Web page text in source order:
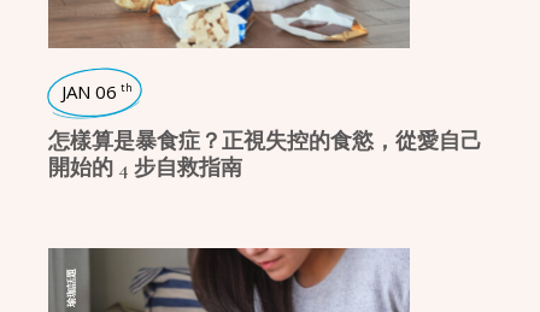
JAN 06 th
怎樣算是暴食症？正視失控的食慾，從愛自己
開始的 4 步自救指南
瑜珈話題